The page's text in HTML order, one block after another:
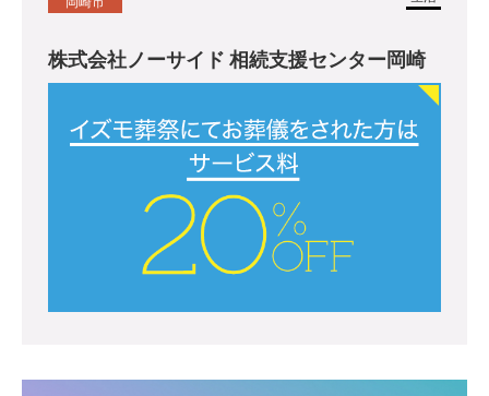
株式会社ノーサイド 相続支援センター岡崎